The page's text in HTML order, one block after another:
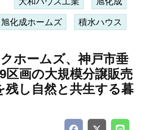
旭化成ホームズ 積水ハウス
ホームズ、神戸市垂
区画の大規模分譲販売
残し自然と共生する暮